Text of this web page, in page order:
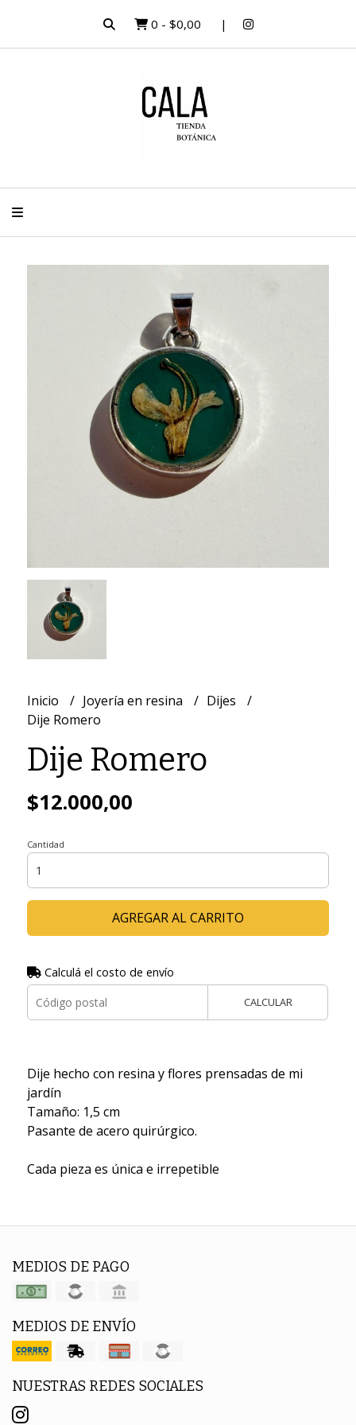
0 - $0,00
Inicio Joyería en resina
Dijes
Dije Romero
Dije Romero
$12.000,00
Cantidad
AGREGAR AL CARRITO
Calculá el costo de envío
CALCULAR
Dije hecho con resina y flores prensadas de mi
jardín
Tamaño: 1,5 cm
Pasante de acero quirúrgico.
Cada pieza es única e irrepetible
MEDIOS DE PAGO
MEDIOS DE ENVÍO
NUESTRAS REDES SOCIALES